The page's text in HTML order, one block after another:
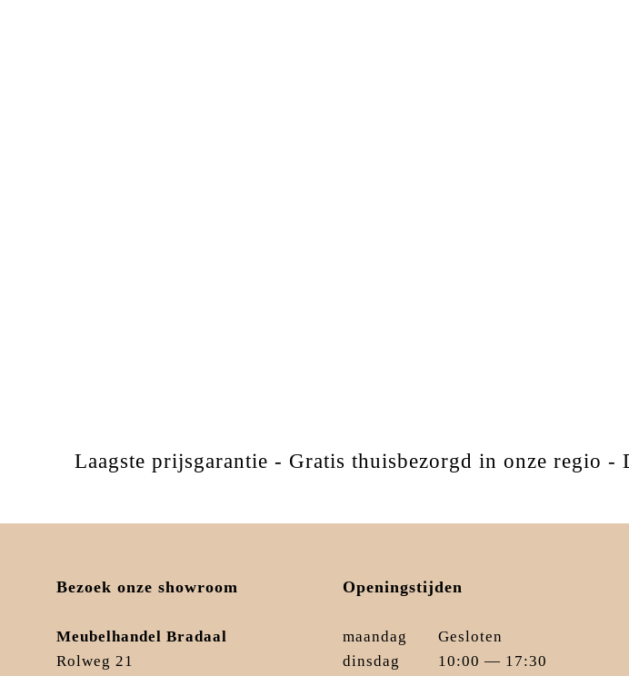
Laagste prijsgarantie - Gratis thuisbezorgd in onze regio
Bezoek onze showroom
Meubelhandel Bradaal
Rolweg 21
Openingstijden
maandag
Gesloten
dinsdag
10:00 — 17:30